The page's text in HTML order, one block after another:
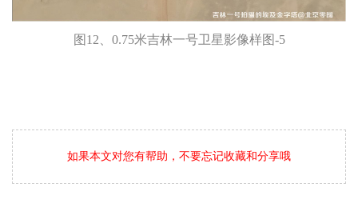
图12、0.75米吉林一号卫星影像样图-5
如果本文对您有帮助，不要忘记收藏和分享哦